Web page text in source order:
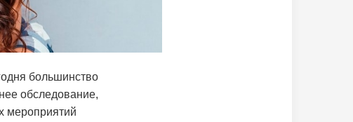
большинство
обследование,
мероприятий